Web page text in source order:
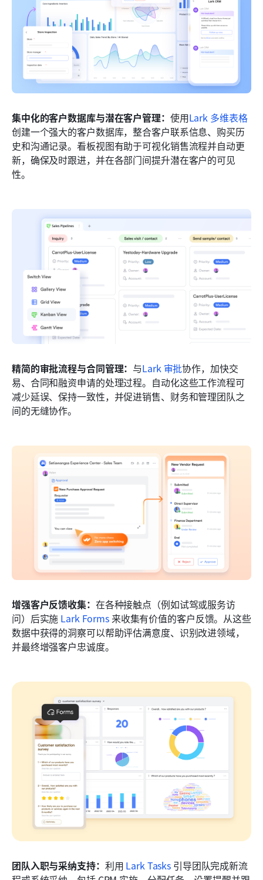
集中化的客户数据库与潜在客户管理： 使用Lark 多维表格
创建一个强大的客户数据库，整合客户联系信息、购买历
史和沟通记录。看板视图有助于可视化销售流程并自动更
新，确保及时跟进，并在各部门间提升潜在客户的可见
性。
精简的审批流程与合同管理： 与Lark 审批协作，加快交
易、合同和融资申请的处理过程。自动化这些工作流程可
减少延误、保持一致性，并促进销售、财务和管理团队之
间的无缝协作。
增强客户反馈收集： 在各种接触点（例如试驾或服务访
问）后实施 Lark Forms 来收集有价值的客户反馈。从这些
数据中获得的洞察可以帮助评估满意度、识别改进领域，
并最终增强客户忠诚度。
团队入职与采纳支持： 利用 Lark Tasks 引导团队完成新流